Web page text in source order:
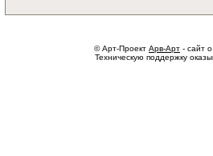
© Арт-Проект Арв-Арт - сайт
Техническую поддержку